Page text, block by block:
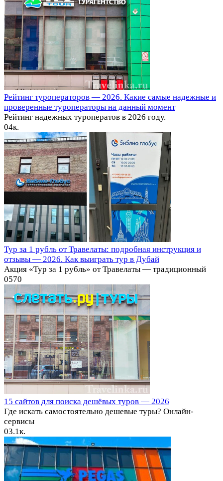
Рейтинг туроператоров — 2026. Какие самые надежные и
проверенные туроператоры на данный момент
Рейтинг надежных туроператов в 2026 году.
04к.
Тур за 1 рубль от Травелаты: подробная инструкция и
отзывы — 2026. Как выиграть тур в Дубай
Акция «Тур за 1 рубль» от Травелаты — традиционный
0570
15 сайтов для поиска дешёвых туров⁠⁠ — 2026
Где искать самостоятельно дешевые туры? Онлайн-
сервисы
03.1к.